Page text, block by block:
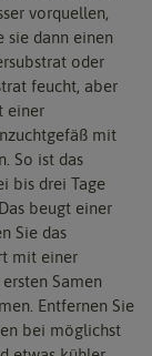
vorquellen,
sie dann einen
oder
feucht, aber
einer
mit
So ist das
bis drei Tage
beugt einer
Sie das
mit einer
Samen
Entfernen Sie
bei möglichst